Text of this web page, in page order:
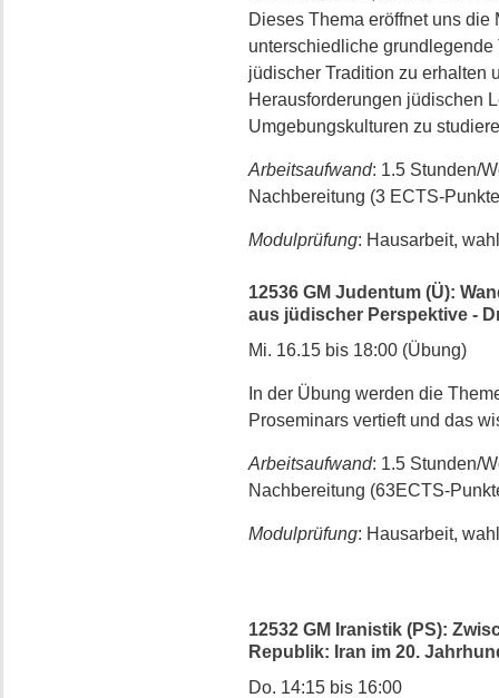
Dieses Thema eröffnet uns
unterschiedliche
jüdischer Tradition zu erhalten
Herausforderungen jüdischen
Umgebungskulturen zu
Arbeitsaufwand: 1.5 Stunden/
Nachbereitung (3 ECTS-
Modulprüfung: Hausarbeit,
12536 GM Judentum (Ü):
aus jüdischer Perspektive -
Mi. 16.15 bis 18:00 (Übung)
In der Übung werden die
Proseminars vertieft und das
Arbeitsaufwand: 1.5 Stunden/
Nachbereitung (63ECTS-
Modulprüfung: Hausarbeit,
12532 GM Iranistik (PS):
Republik: Iran im 20.
Do. 14:15 bis 16:00